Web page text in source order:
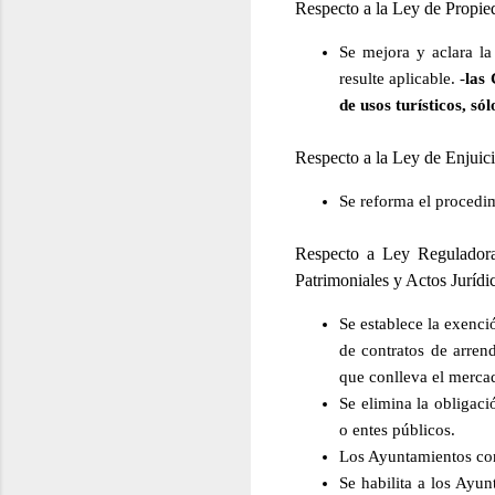
Respecto a la Ley de
Se mejora y aclara
resulte aplicable. -las
de usos turísticos,
Respecto a la Ley de
Se reforma el
Respecto a Ley
Patrimoniales y Actos
Se establece la
de contratos de
que conlleva el
Se elimina la
o entes públicos.
Los Ayuntamientos
Se habilita a los